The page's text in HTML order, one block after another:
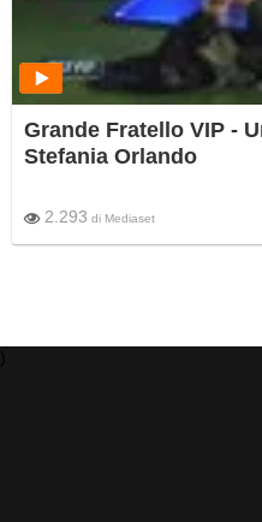
Grande Fratello VIP -
Stefania Orlando
2.293 di Mediaset